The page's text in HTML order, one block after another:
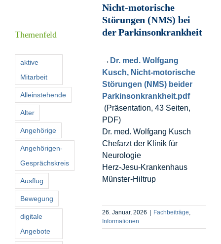
Kontakt
Suche
nach:
Nicht-motorische
Störungen (NMS) bei
der Parkinsonkrankheit
→ Dr. med. Wolfgang
Kusch, Nicht-motorische
Störungen (NMS) beider
Parkinsonkrankheit.pdf
(Präsentation, 43 Seiten,
PDF)
Dr. med. Wolfgang Kusch
Chefarzt der Klinik für
Neurologie
Herz-Jesu-Krankenhaus
Münster-Hiltrup
26. Januar, 2026 Fachbeiträge,
Informationen
Themenfeld
aktive
Mitarbeit
Alleinstehende
Alter
Angehörige
Angehörigen-
Gesprächskreis
Ausflug
Bewegung
digitale
Angebote